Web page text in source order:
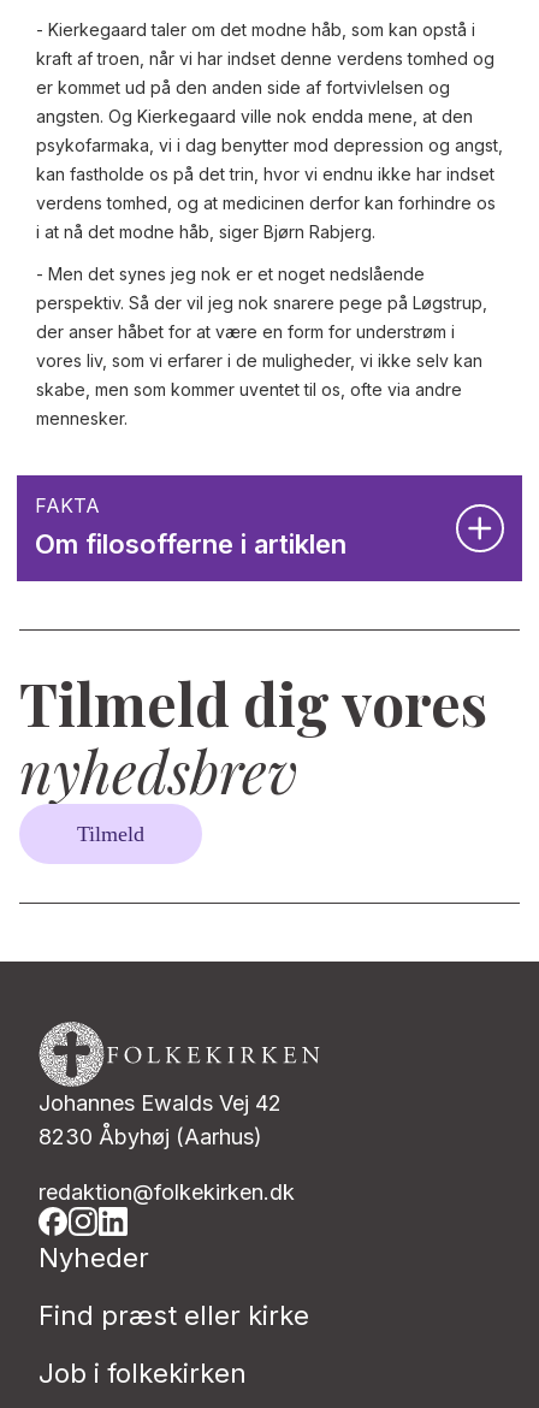
- Kierkegaard taler om det modne håb, som kan opstå i
kraft af troen, når vi har indset denne verdens tomhed og
er kommet ud på den anden side af fortvivlelsen og
angsten. Og Kierkegaard ville nok endda mene, at den
psykofarmaka, vi i dag benytter mod depression og angst,
kan fastholde os på det trin, hvor vi endnu ikke har indset
verdens tomhed, og at medicinen derfor kan forhindre os
i at nå det modne håb, siger Bjørn Rabjerg.
- Men det synes jeg nok er et noget nedslående
perspektiv. Så der vil jeg nok snarere pege på Løgstrup,
der anser håbet for at være en form for understrøm i
vores liv, som vi erfarer i de muligheder, vi ikke selv kan
skabe, men som kommer uventet til os, ofte via andre
mennesker.
FAKTA
Om filosofferne i artiklen
Tilmeld dig vores
nyhedsbrev
Tilmeld
Johannes Ewalds Vej 42
8230 Åbyhøj (Aarhus)
redaktion@folkekirken.dk
Nyheder
Find præst eller kirke
Job i folkekirken